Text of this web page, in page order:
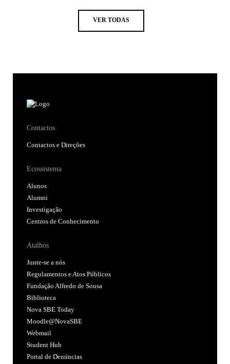
VER TODAS
Contactos
Contactos e Direções
Ecossistema
Alunos
Alumni
Investigação
Centros de Conhecimento
Atalhos
Junte-se a nós
Regulamentos e Atos Públicos
Fundação Alfredo de Sousa
Biblioteca
Nova SBE Today
Moodle@NovaSBE
Webmail
Student Hub
Portal de Denúncias